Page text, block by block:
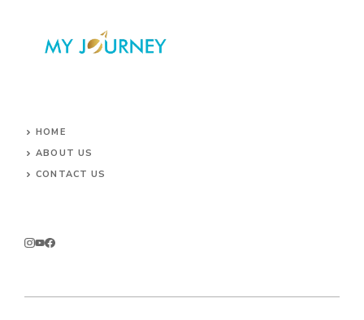
HOME
ABOUT US
CONTACT US